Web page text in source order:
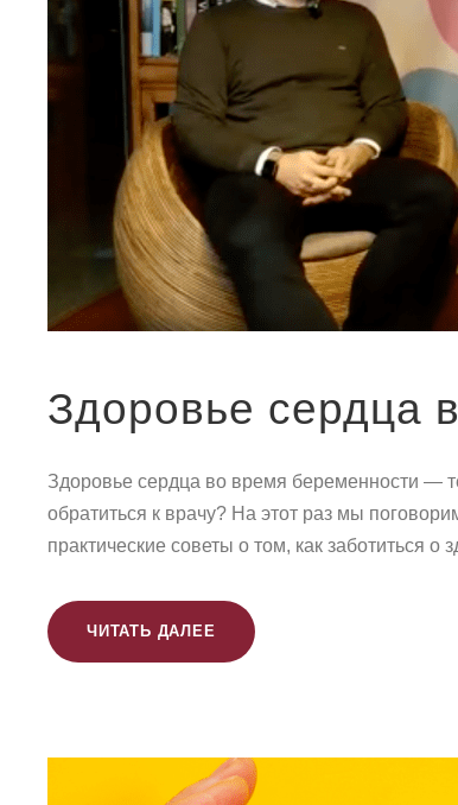
Здоровье сердца
Здоровье сердца во время беременности —
обратиться к врачу? На этот раз мы
практические советы о том, как заботиться
ЧИТАТЬ ДАЛЕЕ